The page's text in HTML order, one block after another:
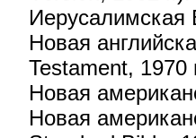
Иерусалимская
Новая
Testament, 1970
Новая
Новая